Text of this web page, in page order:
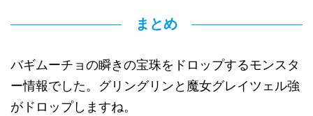
まとめ
バギムーチョの瞬きの宝珠をドロップするモンスタ
ー情報でした。グリングリンと魔女グレイツェル強
がドロップしますね。